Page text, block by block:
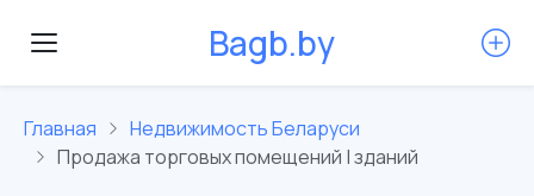
Bagb.by
Главная
Недвижимость Беларуси
Продажа торговых помещений | зданий